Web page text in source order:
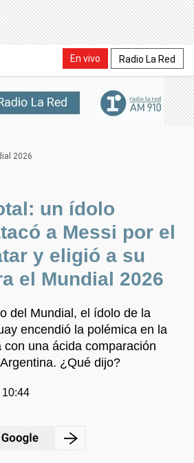
En vivo Radio La Red
2026
un ídolo
a Messi por el
y eligió a su
el Mundial 2026
del Mundial, el ídolo de la
encendió la polémica en la
una ácida comparación
¿Qué dijo?